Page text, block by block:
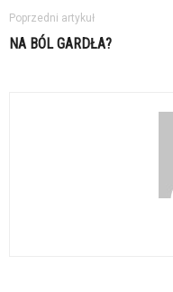
Poprzedni artykuł
NA BÓL GARDŁA?